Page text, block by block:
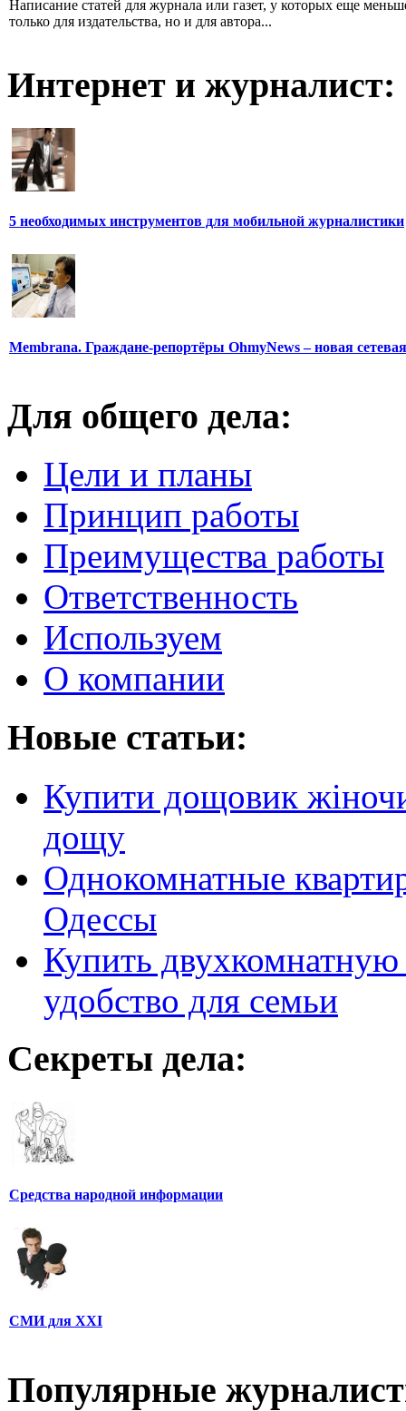
Написание статей для журнала или газет, у которых еще
только для издательства, но и для автора...
Интернет и журналист:
5 необходимых инструментов для мобильной журналистики
Membrana. Граждане-репортёры OhmyNews – новая
Для общего дела:
Цели и планы
Принцип работы
Преимущества работы
Ответственность
Используем
О компании
Новые статьи:
Купити дощовик
дощу
Однокомнатные
Одессы
Купить
удобство для семьи
Секреты дела:
Средства народной информации
СМИ для XXI
Популярные